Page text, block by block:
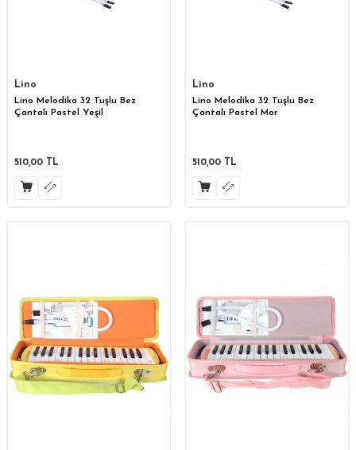
Lino
Lino Melodika 32 Tuşlu Bez
Çantalı Pastel Yeşil
510,00 TL
Lino
Lino Melodika 32 Tuşlu Bez
Çantalı Pastel Mor
510,00 TL